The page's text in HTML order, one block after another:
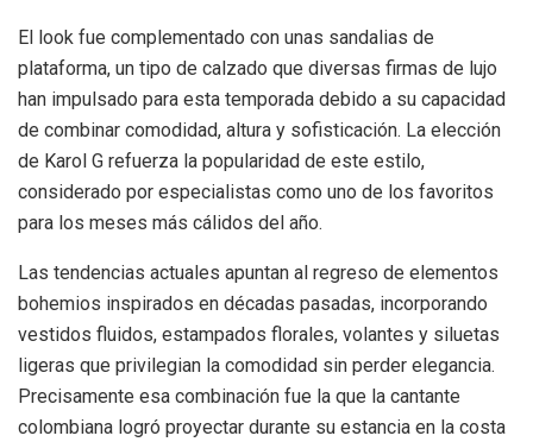
El look fue complementado con unas sandalias de
plataforma, un tipo de calzado que diversas firmas de lujo
han impulsado para esta temporada debido a su capacidad
de combinar comodidad, altura y sofisticación. La elección
de Karol G refuerza la popularidad de este estilo,
considerado por especialistas como uno de los favoritos
para los meses más cálidos del año.
Las tendencias actuales apuntan al regreso de elementos
bohemios inspirados en décadas pasadas, incorporando
vestidos fluidos, estampados florales, volantes y siluetas
ligeras que privilegian la comodidad sin perder elegancia.
Precisamente esa combinación fue la que la cantante
colombiana logró proyectar durante su estancia en la costa